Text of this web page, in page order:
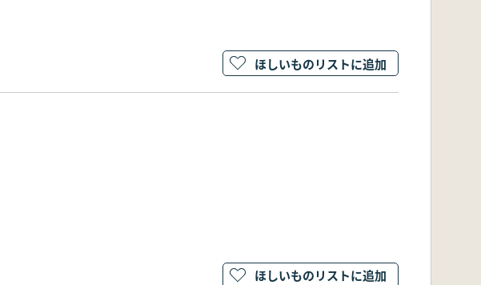
ほしいものリストに追加
ほしいものリストに追加